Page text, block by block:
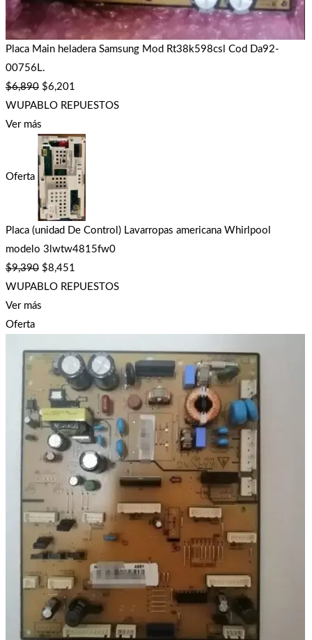
Placa Main heladera Samsung Mod Rt38k598csl Cod Da92-
00756L.
$6,890 $6,201
WUPABLO REPUESTOS
Ver más
Oferta
Placa (unidad De Control) Lavarropas americana Whirlpool
modelo 3lwtw4815fw0
$9,390 $8,451
WUPABLO REPUESTOS
Ver más
Oferta